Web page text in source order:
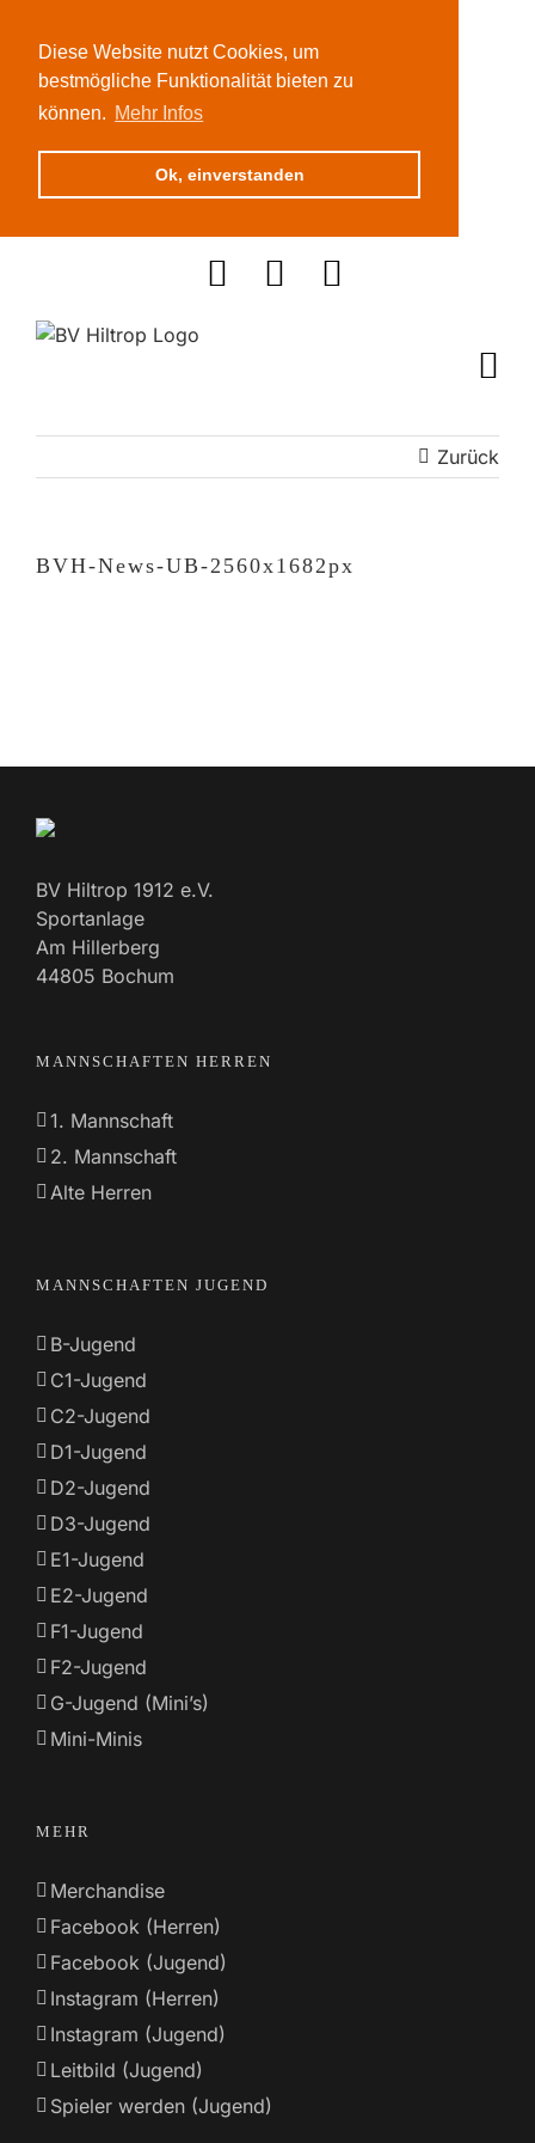
Diese Website nutzt Cookies, um
bestmögliche Funktionalität bieten zu
können. Mehr Infos
Ok, einverstanden
Zurück
BVH-News-UB-2560x1682px
BV Hiltrop 1912 e.V.
Sportanlage
Am Hillerberg
44805 Bochum
MANNSCHAFTEN HERREN
1. Mannschaft
2. Mannschaft
Alte Herren
MANNSCHAFTEN JUGEND
B-Jugend
C1-Jugend
C2-Jugend
D1-Jugend
D2-Jugend
D3-Jugend
E1-Jugend
E2-Jugend
F1-Jugend
F2-Jugend
G-Jugend (Mini’s)
Mini-Minis
MEHR
Merchandise
Facebook (Herren)
Facebook (Jugend)
Instagram (Herren)
Instagram (Jugend)
Leitbild (Jugend)
Spieler werden (Jugend)